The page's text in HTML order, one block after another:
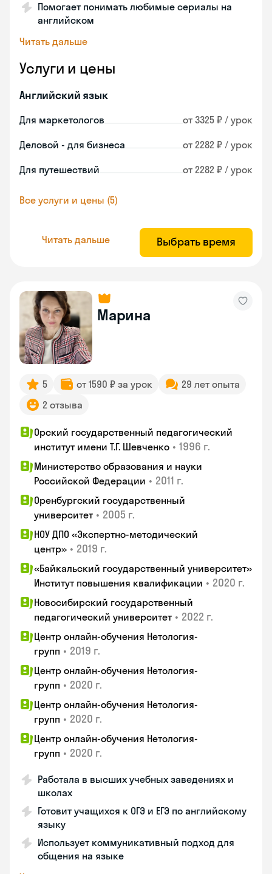
Помогает понимать любимые сериалы на
английском
Читать дальше
Услуги и цены
Английский язык
Для маркетологов от 3325 ₽ / урок
Деловой - для бизнеса от 2282 ₽ / урок
Для путешествий от 2282 ₽ / урок
Все услуги и цены (5)
Читать дальше Выбрать время
Марина
5 от 1590 ₽ за урок
29 лет опыта
2 отзыва
Орский государственный педагогический
институт имени Т.Г. Шевченко • 1996 г.
Министерство образования и науки
Российской Федерации • 2011 г.
Оренбургский государственный
университет • 2005 г.
НОУ ДПО «Экспертно-методический
центр» • 2019 г.
«Байкальский государственный университет»
Институт повышения квалификации • 2020 г.
Новосибирский государственный
педагогический университет • 2022 г.
Центр онлайн-обучения Нетология-
групп • 2019 г.
Центр онлайн-обучения Нетология-
групп • 2020 г.
Центр онлайн-обучения Нетология-
групп • 2020 г.
Центр онлайн-обучения Нетология-
групп • 2020 г.
Работала в высших учебных заведениях и
школах
Готовит учащихся к ОГЭ и ЕГЭ по английскому
языку
Использует коммуникативный подход для
общения на языке